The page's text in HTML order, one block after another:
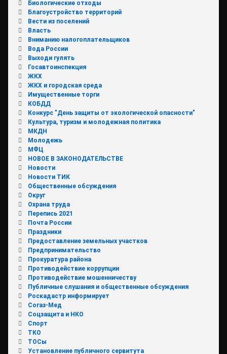
Биологические отходы
Благоустройство территорий
Вести из поселений
Власть
Вниманию налогоплательщиков
Вода России
Выходи гулять
Госавтоинспекция
ЖКХ
ЖКХ и городская среда
Имущественные торги
КОБДД
Конкурс "День защиты от экологической опасности"
Культура, туризм и молодежная политика
МКДН
Молодежь
МФЦ
НОВОЕ В ЗАКОНОДАТЕЛЬСТВЕ
Новости
Новости ТИК
Общественные обсуждения
Округ
Охрана труда
Перепись 2021
Почта России
Праздники
Предоставление земельных участков
Предпринимательство
Прокуратура района
Противодействие коррупции
Противодействие мошенничеству
Публичные слушания и общественные обсуждения
Роскадастр информирует
Согаз-Мед
Соцзащита и НКО
Спорт
ТКО
ТОСы
Установление публичного сервитута